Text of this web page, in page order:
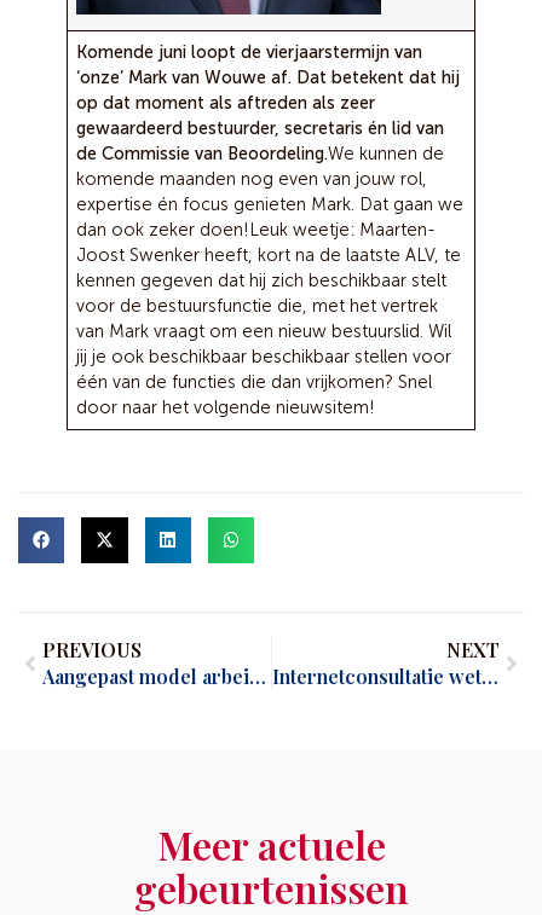
Komende juni loopt de vierjaarstermijn van
‘onze’ Mark van Wouwe af. Dat betekent dat hij
op dat moment als aftreden als zeer
gewaardeerd bestuurder, secretaris én lid van
de Commissie van Beoordeling.We kunnen de
komende maanden nog even van jouw rol,
expertise én focus genieten Mark. Dat gaan we
dan ook zeker doen!Leuk weetje: Maarten-
Joost Swenker heeft, kort na de laatste ALV, te
kennen gegeven dat hij zich beschikbaar stelt
voor de bestuursfunctie die, met het vertrek
van Mark vraagt om een nieuw bestuurslid.Wil
jij je ook beschikbaar beschikbaar stellen voor
één van de functies die dan vrijkomen? Snel
door naar het volgende nieuwsitem!
PREVIOUS
Aangepast model arbeidsovereenkomst beschikbaar
NEXT
Internetconsultatie wetsvoorstel modernisering concurrentiebeding
Meer actuele
gebeurtenissen